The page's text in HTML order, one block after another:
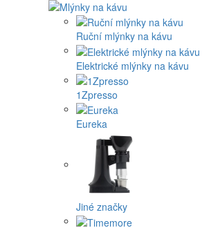
Ruční mlýnky na kávu
Elektrické mlýnky na kávu
1Zpresso
Eureka
Jiné značky